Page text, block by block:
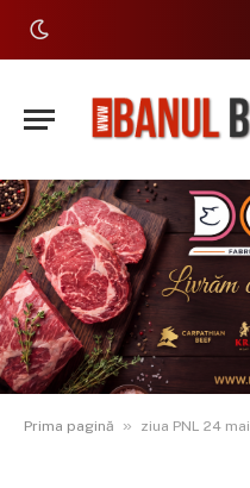
Prima pagină » ziua PNL 24 mai